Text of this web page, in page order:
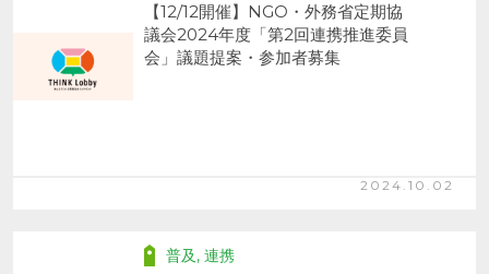
2024.10.02
【12/12開催】NGO・外務省定期協
議会2024年度「第2回連携推進委員
会」議題提案・参加者募集
普及, 連携